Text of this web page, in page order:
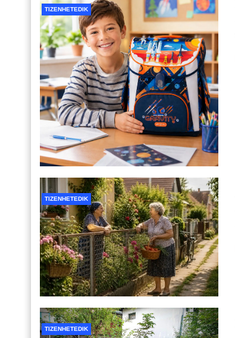
TIZENHETEDIK
TIZENHETEDIK
TIZENHETEDIK